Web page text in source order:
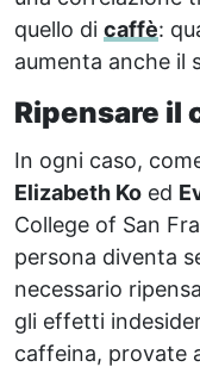
quello di caffè:
aumenta anche il
Ripensare il
In ogni caso,
Elizabeth Ko ed
College of San
persona diventa
necessario
gli effetti
caffeina, provate